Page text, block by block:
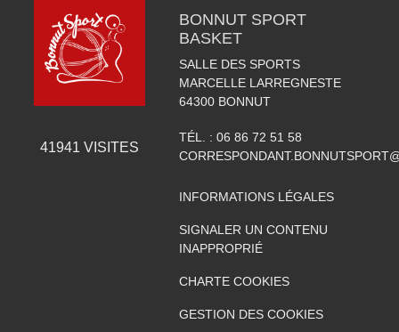
41941 VISITES
BONNUT SPORT
BASKET
SALLE DES SPORTS
MARCELLE LARREGNESTE
64300 BONNUT
TÉL. : 06 86 72 51 58
INFORMATIONS LÉGALES
SIGNALER UN CONTENU
INAPPROPRIÉ
CHARTE COOKIES
GESTION DES COOKIES